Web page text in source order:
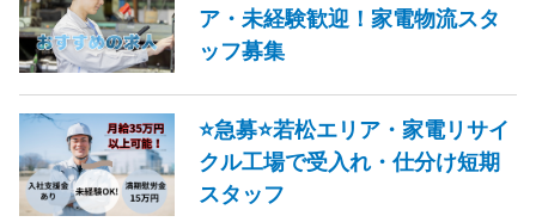
ア・未経験歓迎！家電物流スタ
ッフ募集
⭐急募⭐若松エリア・家電リサイ
クル工場で受入れ・仕分け短期
スタッフ